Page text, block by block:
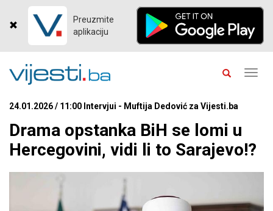
Preuzmite
aplikaciju
24.01.2026 / 11:00 Intervjui - Muftija Dedović za Vijesti.ba
Drama opstanka BiH se lomi u
Hercegovini, vidi li to Sarajevo!?